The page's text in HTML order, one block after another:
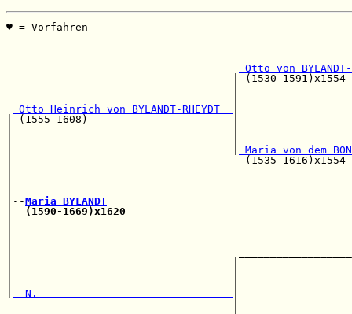
♥ =
Otto von
|
Otto Heinrich von BYLANDT-RHEYDT
| (1555-1608)
Maria von dem
|
|--Maria BYLANDT
(1590-1669)x1620
  N.